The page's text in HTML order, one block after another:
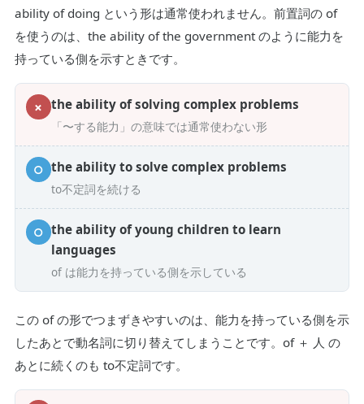
ability of doing という形は通常使われません。前置詞の of
を使うのは、the ability of the government のように能力を
持っている側を示すときです。
✗ the ability of solving complex problems
「〜する能力」の意味では通常使わない形
○ the ability to solve complex problems
to不定詞を続ける
○ the ability of young children to learn
languages
of は能力を持っている側を示している
この of の形でつまずきやすいのは、能力を持っている側を示
したあとで動名詞に切り替えてしまうことです。of ＋ 人 の
あとに続くのも to不定詞です。